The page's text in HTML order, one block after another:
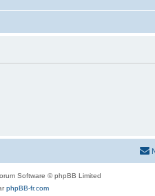
Software © phpBB Limited
phpBB-fr.com